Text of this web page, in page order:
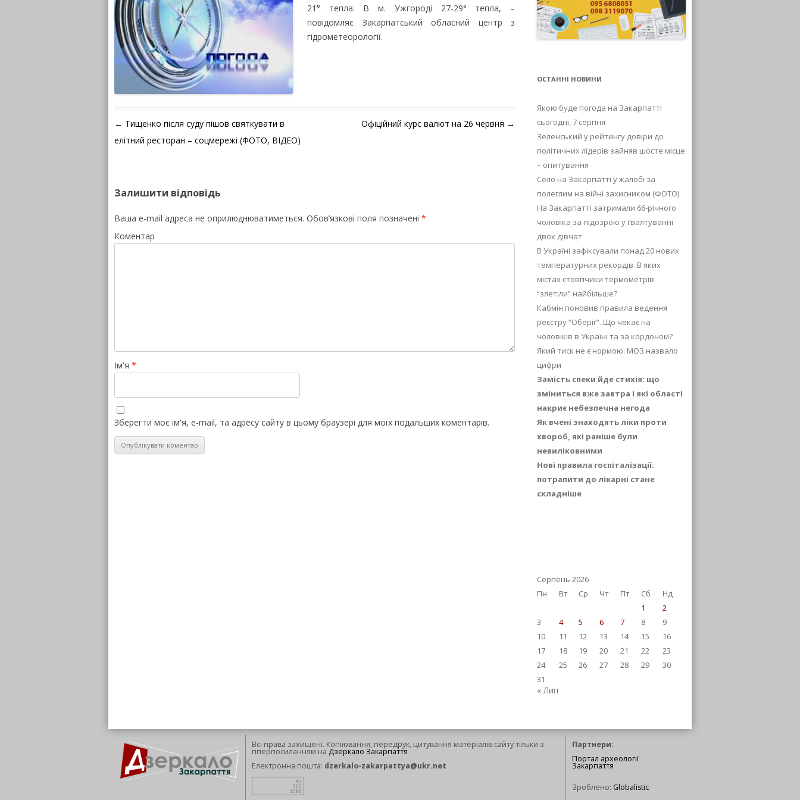
21° тепла. В м. Ужгороді 27-29° тепла, –
повідомляє Закарпатський обласний центр з
гідрометеорології.
Навігація по запису
← Тищенко після суду пішов святкувати в
елітний ресторан – соцмережі (ФОТО, ВІДЕО)
Офіційний курс валют на 26 червня →
Залишити відповідь
Ваша e-mail адреса не оприлюднюватиметься. Обов’язкові поля позначені *
Коментар
Ім'я *
Зберегти моє ім'я, e-mail, та адресу сайту в цьому браузері для моїх подальших коментарів.
ОСТАННІ НОВИНИ
Якою буде погода на Закарпатті
сьогодні, 7 серпня
Зеленський у рейтингу довіри до
політичних лідерів зайняв шосте місце
– опитування
Село на Закарпатті у жалобі за
полеглим на війні захисником (ФОТО)
На Закарпатті затримали 66-річного
чоловіка за підозрою у ґвалтуванні
двох дівчат
В Україні зафіксували понад 20 нових
температурних рекордів. В яких
містах стовпчики термометрів
“злетіли” найбільше?
Кабмін поновив правила ведення
реєстру “Оберіг”. Що чекає на
чоловіків в Україні та за кордоном?
Який тиск не є нормою: МОЗ назвало
цифри
Замість спеки йде стихія: що
зміниться вже завтра і які області
накриє небезпечна негода
Як вчені знаходять ліки проти
хвороб, які раніше були
невиліковними
Нові правила госпіталізації:
потрапити до лікарні стане
складніше
Серпень 2026
Пн
Вт Ср Чт Пт Сб
Нд
1
2
3
4 5 6 7 8
9
10
11 12 13 14 15
16
17
18 19 20 21 22
23
24
25 26 27 28 29
30
31
« Лип
Всі права захищені. Копіювання, передрук, цитування матеріалів сайту тільки з
гіперпосиланням на Дзеркало Закарпаття
Електронна пошта: dzerkalo-zakarpattya@ukr.net
Партнери:
Портал археології
Закарпаття
Зроблено: Globalistic